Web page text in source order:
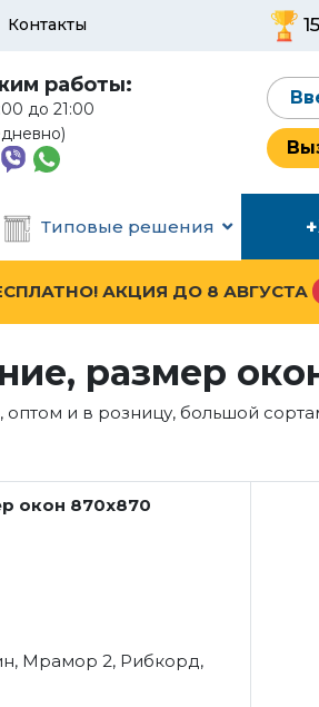
Контакты
работы:
до 21:00
Типовые решения
АКЦИЯ ДО 8 АВГУСТА
размер
и в розницу, большой
окон 870x870
Мрамор 2, Рибкорд,